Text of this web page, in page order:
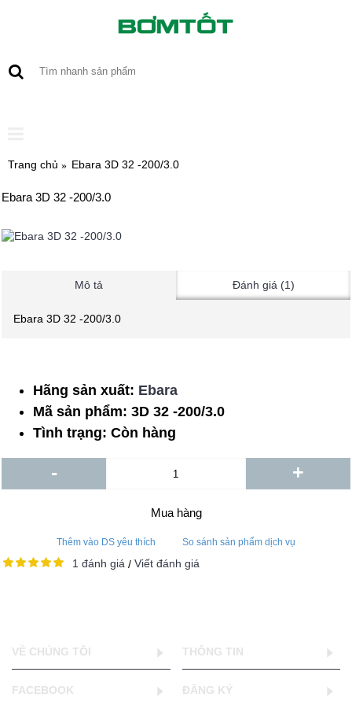
Trang chủ Ebara 3D 32 -200/3.0
Ebara 3D 32 -200/3.0
Mô tả Đánh giá (1)
Ebara 3D 32 -200/3.0
Hãng sản xuất: Ebara
Mã sản phẩm: 3D 32 -200/3.0
Tình trạng: Còn hàng
- +
Mua hàng
Thêm vào DS yêu thích So sánh sản phẩm dịch vụ
1 đánh giá / Viết đánh giá
VỀ CHÚNG TÔI THÔNG TIN
FACEBOOK ĐĂNG KÝ